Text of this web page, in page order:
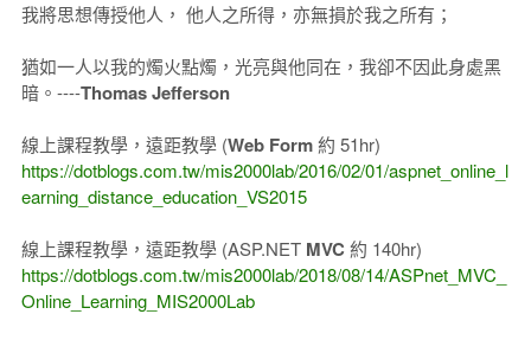
我將思想傳授他人， 他人之所得，亦無損於我之所有；
猶如一人以我的燭火點燭，光亮與他同在，我卻不因此身處黑
暗。----Thomas Jefferson
線上課程教學，遠距教學 (Web Form約 51hr)
https://dotblogs.com.tw/mis2000lab/2016/02/01/aspnet_online_l
earning_distance_education_VS2015
線上課程教學，遠距教學 (ASP.NET MVC 約 140hr)
https://dotblogs.com.tw/mis2000lab/2018/08/14/ASPnet_MVC_
Online_Learning_MIS2000Lab